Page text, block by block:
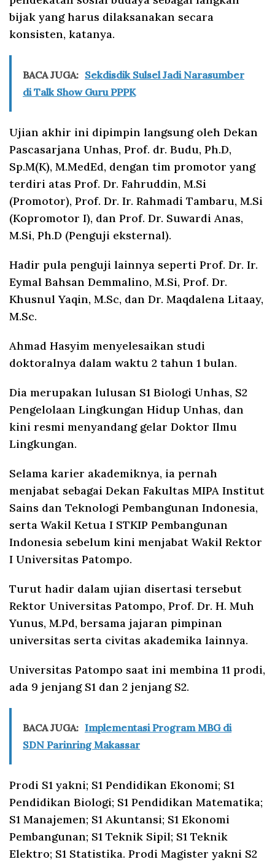
bijak yang harus dilaksanakan secara
konsisten, katanya.
BACA JUGA: Sekdisdik Sulsel Jadi Narasumber
di Talk Show Guru PPPK
Ujian akhir ini dipimpin langsung oleh Dekan
Pascasarjana Unhas, Prof. dr. Budu, Ph.D,
Sp.M(K), M.MedEd, dengan tim promotor yang
terdiri atas Prof. Dr. Fahruddin, M.Si
(Promotor), Prof. Dr. Ir. Rahmadi Tambaru, M.Si
(Kopromotor I), dan Prof. Dr. Suwardi Anas,
M.Si, Ph.D (Penguji eksternal).
Hadir pula penguji lainnya seperti Prof. Dr. Ir.
Eymal Bahsan Demmalino, M.Si, Prof. Dr.
Khusnul Yaqin, M.Sc, dan Dr. Maqdalena Litaay,
M.Sc.
Ahmad Hasyim menyelesaikan studi
doktoralnya dalam waktu 2 tahun 1 bulan.
Dia merupakan lulusan S1 Biologi Unhas, S2
Pengelolaan Lingkungan Hidup Unhas, dan
kini resmi menyandang gelar Doktor Ilmu
Lingkungan.
Selama karier akademiknya, ia pernah
menjabat sebagai Dekan Fakultas MIPA Institut
Sains dan Teknologi Pembangunan Indonesia,
serta Wakil Ketua I STKIP Pembangunan
Indonesia sebelum kini menjabat Wakil Rektor
I Universitas Patompo.
Turut hadir dalam ujian disertasi tersebut
Rektor Universitas Patompo, Prof. Dr. H. Muh
Yunus, M.Pd, bersama jajaran pimpinan
universitas serta civitas akademika lainnya.
Universitas Patompo saat ini membina 11 prodi,
ada 9 jenjang S1 dan 2 jenjang S2.
BACA JUGA: Implementasi Program MBG di
SDN Parinring Makassar
Prodi S1 yakni; S1 Pendidikan Ekonomi; S1
Pendidikan Biologi; S1 Pendidikan Matematika;
S1 Manajemen; S1 Akuntansi; S1 Ekonomi
Pembangunan; S1 Teknik Sipil; S1 Teknik
Elektro; S1 Statistika. Prodi Magister yakni S2